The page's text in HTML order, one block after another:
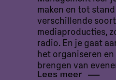
maken en tot
verschillende
mediaproducties,
radio. En je gaat
het organiseren
brengen van
Lees meer